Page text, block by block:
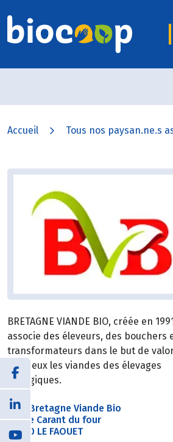
Accueil Tous nos paysan.ne.s
BRETAGNE VIANDE BIO, créée en
associe des éleveurs, des bouchers
transformateurs dans le but de
au mieux les viandes des élevages
biologiques.
SICA Bretagne Viande Bio
13 rue Carant du four
56320 LE FAOUET